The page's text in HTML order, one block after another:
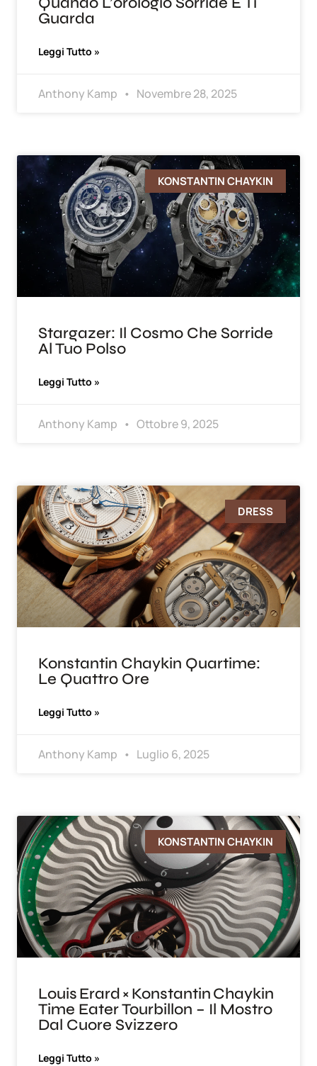
Guarda
Leggi Tutto »
Anthony Kamp Novembre 28, 2025
KONSTANTIN CHAYKIN
Stargazer: Il Cosmo Che Sorride
Al Tuo Polso
Leggi Tutto »
Anthony Kamp Ottobre 9, 2025
DRESS
Konstantin Chaykin Quartime:
Le Quattro Ore
Leggi Tutto »
Anthony Kamp Luglio 6, 2025
KONSTANTIN CHAYKIN
Louis Erard × Konstantin Chaykin
Time Eater Tourbillon – Il Mostro
Dal Cuore Svizzero
Leggi Tutto »